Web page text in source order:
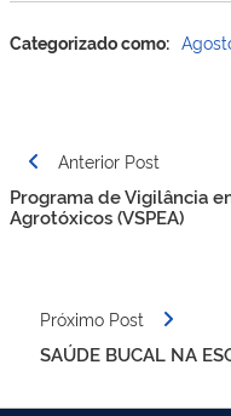
Categorizado como:
Navegação
de
Post
Anterior Post
Programa de Vigilância
Agrotóxicos (VSPEA)
Próximo Post
SAÚDE BUCAL NA